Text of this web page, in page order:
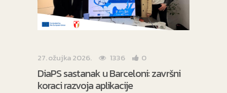
27. ožujka 2026. 1336 0
DiaPS sastanak u Barceloni: završni
koraci razvoja aplikacije